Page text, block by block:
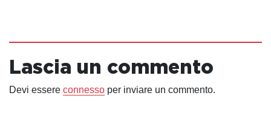
Lascia un commento
Devi essere connesso per inviare un commento.